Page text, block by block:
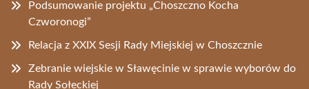
Podsumowanie projektu „Choszczno Kocha
Czworonogi”
Relacja z XXIX Sesji Rady Miejskiej w Choszcznie
Zebranie wiejskie w Sławęcinie w sprawie wyborów do
Rady Sołeckiej